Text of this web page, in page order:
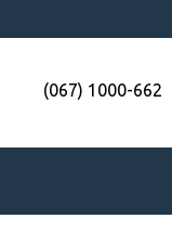
(067) 1000-662